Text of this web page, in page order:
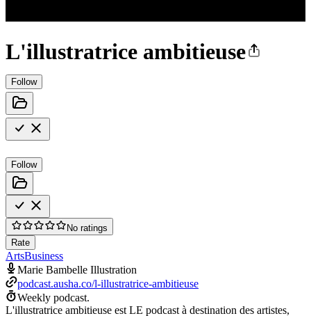
L'illustratrice ambitieuse
Follow
Follow
No ratings
Rate
ArtsBusiness
Marie Bambelle Illustration
podcast.ausha.co/l-illustratrice-ambitieuse
Weekly podcast.
L'illustratrice ambitieuse est LE podcast à destination des artistes,